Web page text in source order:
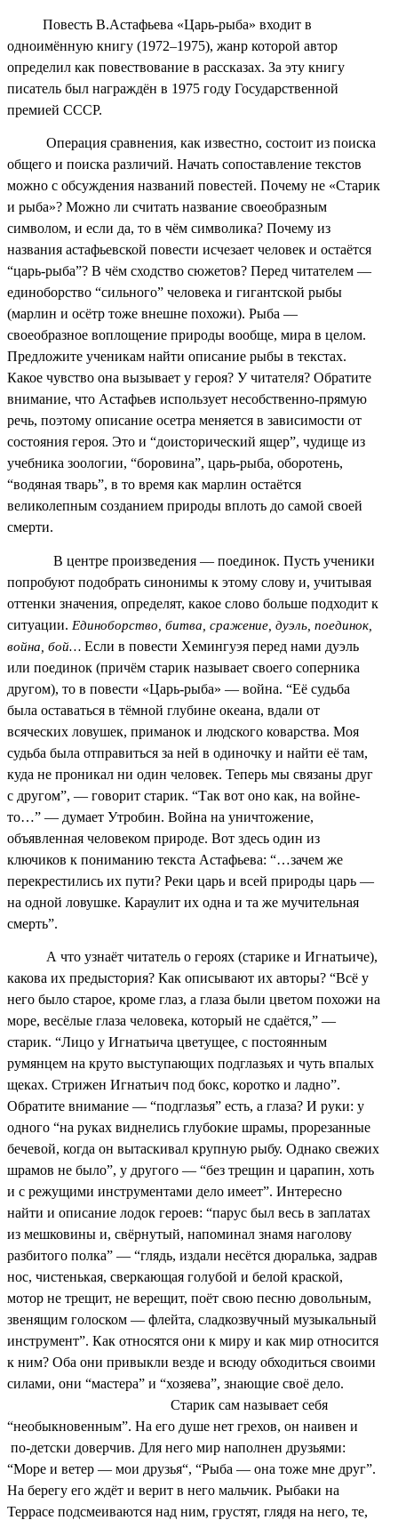
Повесть В.Астафьева «Царь-рыба» входит в
одноимённую книгу (1972–1975), жанр которой автор
определил как повествование в рассказах. За эту книгу
писатель был награждён в 1975 году Государственной
премией СССР.
Операция сравнения, как известно, состоит из поиска
общего и поиска различий. Начать сопоставление текстов
можно с обсуждения названий повестей. Почему не «Старик
и рыба»? Можно ли считать название своеобразным
символом, и если да, то в чём символика? Почему из
названия астафьевской повести исчезает человек и остаётся
“царь-рыба”? В чём сходство сюжетов? Перед читателем —
единоборство “сильного” человека и гигантской рыбы
(марлин и осётр тоже внешне похожи). Рыба —
своеобразное воплощение природы вообще, мира в целом.
Предложите ученикам найти описание рыбы в текстах.
Какое чувство она вызывает у героя? У читателя? Обратите
внимание, что Астафьев использует несобственно-прямую
речь, поэтому описание осетра меняется в зависимости от
состояния героя. Это и “доисторический ящер”, чудище из
учебника зоологии, “боровина”, царь-рыба, оборотень,
“водяная тварь”, в то время как марлин остаётся
великолепным созданием природы вплоть до самой своей
смерти.
В центре произведения — поединок. Пусть ученики
попробуют подобрать синонимы к этому слову и, учитывая
оттенки значения, определят, какое слово больше подходит к
ситуации. Единоборство, битва, сражение, дуэль, поединок,
война, бой… Если в повести Хемингуэя перед нами дуэль
или поединок (причём старик называет своего соперника
другом), то в повести «Царь-рыба» — война. “Её судьба
была оставаться в тёмной глубине океана, вдали от
всяческих ловушек, приманок и людского коварства. Моя
судьба была отправиться за ней в одиночку и найти её там,
куда не проникал ни один человек. Теперь мы связаны друг
с другом”, — говорит старик. “Так вот оно как, на войне-
то…” — думает Утробин. Война на уничтожение,
объявленная человеком природе. Вот здесь один из
ключиков к пониманию текста Астафьева: “…зачем же
перекрестились их пути? Реки царь и всей природы царь —
на одной ловушке. Караулит их одна и та же мучительная
смерть”.
А что узнаёт читатель о героях (старике и Игнатьиче),
какова их предыстория? Как описывают их авторы? “Всё у
него было старое, кроме глаз, а глаза были цветом похожи на
море, весёлые глаза человека, который не сдаётся,” —
старик. “Лицо у Игнатьича цветущее, с постоянным
румянцем на круто выступающих подглазьях и чуть впалых
щеках. Стрижен Игнатьич под бокс, коротко и ладно”.
Обратите внимание — “подглазья” есть, а глаза? И руки: у
одного “на руках виднелись глубокие шрамы, прорезанные
бечевой, когда он вытаскивал крупную рыбу. Однако свежих
шрамов не было”, у другого — “без трещин и царапин, хоть
и с режущими инструментами дело имеет”. Интересно
найти и описание лодок героев: “парус был весь в заплатах
из мешковины и, свёрнутый, напоминал знамя наголову
разбитого полка” — “глядь, издали несётся дюралька, задрав
нос, чистенькая, сверкающая голубой и белой краской,
мотор не трещит, не верещит, поёт свою песню довольным,
звенящим голоском — флейта, сладкозвучный музыкальный
инструмент”. Как относятся они к миру и как мир относится
к ним? Оба они привыкли везде и всюду обходиться своими
силами, они “мастера” и “хозяева”, знающие своё дело.
Старик сам называет себя
“необыкновенным”. На его душе нет грехов, он наивен и
по-детски доверчив. Для него мир наполнен друзьями:
“Море и ветер — мои друзья“, “Рыба — она тоже мне друг”.
На берегу его ждёт и верит в него мальчик. Рыбаки на
Террасе подсмеиваются над ним, грустят, глядя на него, те,